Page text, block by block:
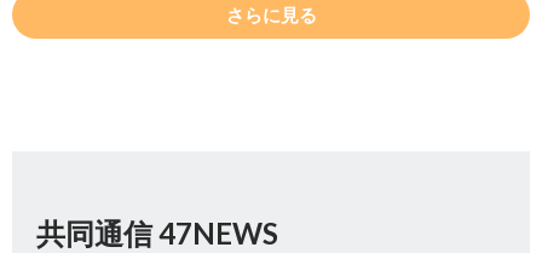
さらに見る
共同通信 47NEWS